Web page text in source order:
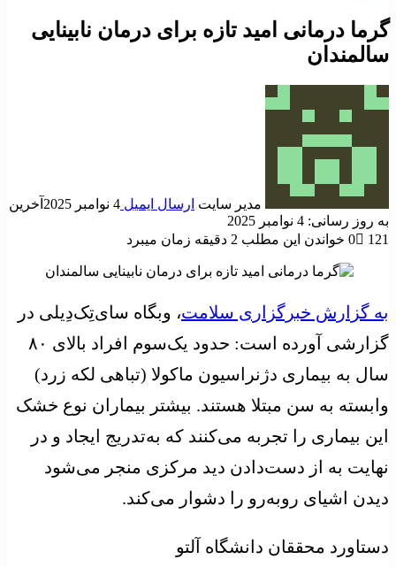
گرما درمانی امید تازه برای درمان نابینایی
سالمندان
مدیر سایت ارسال ایمیل 4 نوامبر 2025
آخرین
به روز رسانی: 4 نوامبر 2025
0
121 خواندن این مطلب 2 دقیقه زمان میبرد
به گزارش خبرگزاری سلامت، وبگاه سای‌تِک‌دِیلی در
گزارشی آورده است: حدود یک‌سوم افراد بالای ۸۰
سال به بیماری دژنراسیون ماکولا (تباهی لکه زرد)
وابسته به سن مبتلا هستند. بیشتر بیماران نوع خشک
این بیماری را تجربه می‌کنند که به‌تدریج ایجاد و در
نهایت به از دست‌دادن دید مرکزی منجر می‌شود
دیدن اشیای روبه‌رو را دشوار می‌کند.
دستاورد محققان دانشگاه آلتو